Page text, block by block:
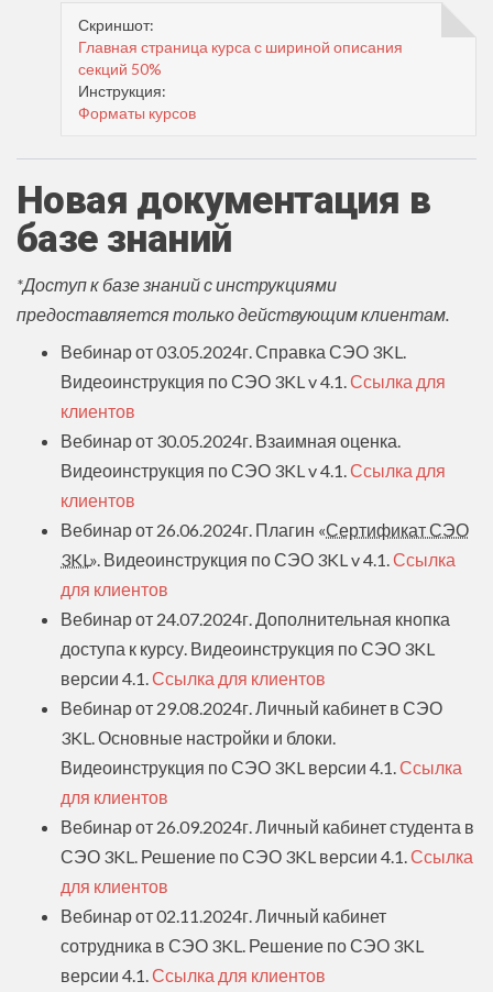
Скриншот:
Главная страница курса с шириной описания
секций 50%
Инструкция:
Форматы курсов
Новая документация в
базе знаний
*Доступ к базе знаний с инструкциями
предоставляется только действующим клиентам.
Вебинар от 03.05.2024г. Справка СЭО 3KL.
Видеоинструкция по СЭО 3KL v 4.1. Ссылка для
клиентов
Вебинар от 30.05.2024г. Взаимная оценка.
Видеоинструкция по СЭО 3KL v 4.1. Ссылка для
клиентов
Вебинар от 26.06.2024г. Плагин «Сертификат СЭО
3KL». Видеоинструкция по СЭО 3KL v 4.1. Ссылка
для клиентов
Вебинар от 24.07.2024г. Дополнительная кнопка
доступа к курсу. Видеоинструкция по СЭО 3KL
версии 4.1. Ссылка для клиентов
Вебинар от 29.08.2024г. Личный кабинет в СЭО
3KL. Основные настройки и блоки.
Видеоинструкция по СЭО 3KL версии 4.1. Ссылка
для клиентов
Вебинар от 26.09.2024г. Личный кабинет студента в
СЭО 3KL. Решение по СЭО 3KL версии 4.1. Ссылка
для клиентов
Вебинар от 02.11.2024г. Личный кабинет
сотрудника в СЭО 3KL. Решение по СЭО 3KL
версии 4.1. Ссылка для клиентов